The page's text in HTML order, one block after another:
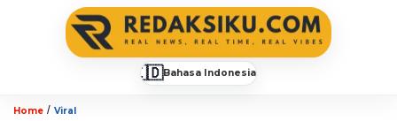
🇮🇩Bahasa Indonesia
Home / Viral